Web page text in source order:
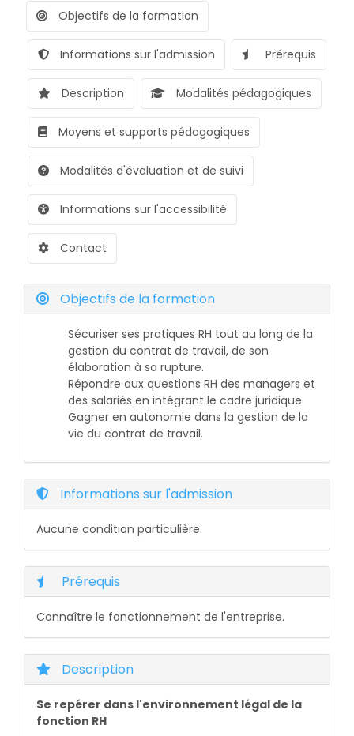
Objectifs de la formation
Informations sur l'admission Prérequis
Description Modalités pédagogiques
Moyens et supports pédagogiques
Modalités d'évaluation et de suivi
Informations sur l'accessibilité
Contact
Objectifs de la formation
Sécuriser ses pratiques RH tout au long de la
gestion du contrat de travail, de son
élaboration à sa rupture.
Répondre aux questions RH des managers et
des salariés en intégrant le cadre juridique.
Gagner en autonomie dans la gestion de la
vie du contrat de travail.
Informations sur l'admission
Aucune condition particulière.
Prérequis
Connaître le fonctionnement de l'entreprise.
Description
Se repérer dans l'environnement légal de la
fonction RH